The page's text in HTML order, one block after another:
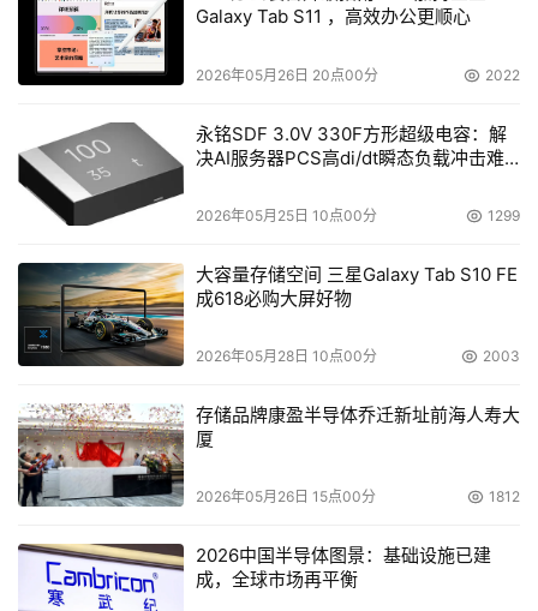
图1
的Administrators组的成员，那么卷的属性页上将不显示
“配额”选项卡。
■磁盘空间限额的设置
1.打开“我的电脑”。
2.右键单击要创建报告的卷，然后单击“属性”。
3.在“属性”对话框中，单击配额选项卡，系统显示如
图1的选项卡。
在这一选项卡中，系统默认没有启动配额管理，只
盘空间限制为”项，在其下面输入限制值，同时可以设置警
告等级。设置好这些选项后，Windows 2000 Server仍然
Galaxy Tab S11 ，高效办公更顺心
2026年05月26日 20点00分 2022
永铭SDF 3.0V 330F方形超级电容：解
决AI服务器PCS高di/dt瞬态负载冲击难
2026年05月25日 10点00分 1299
大容量存储空间 三星Galaxy Tab S10 FE
成618必购大屏好物
2026年05月28日 10点00分 2003
存储品牌康盈半导体乔迁新址前海人寿大
厦
2026年05月26日 15点00分 1812
2026中国半导体图景：基础设施已建
成，全球市场再平衡